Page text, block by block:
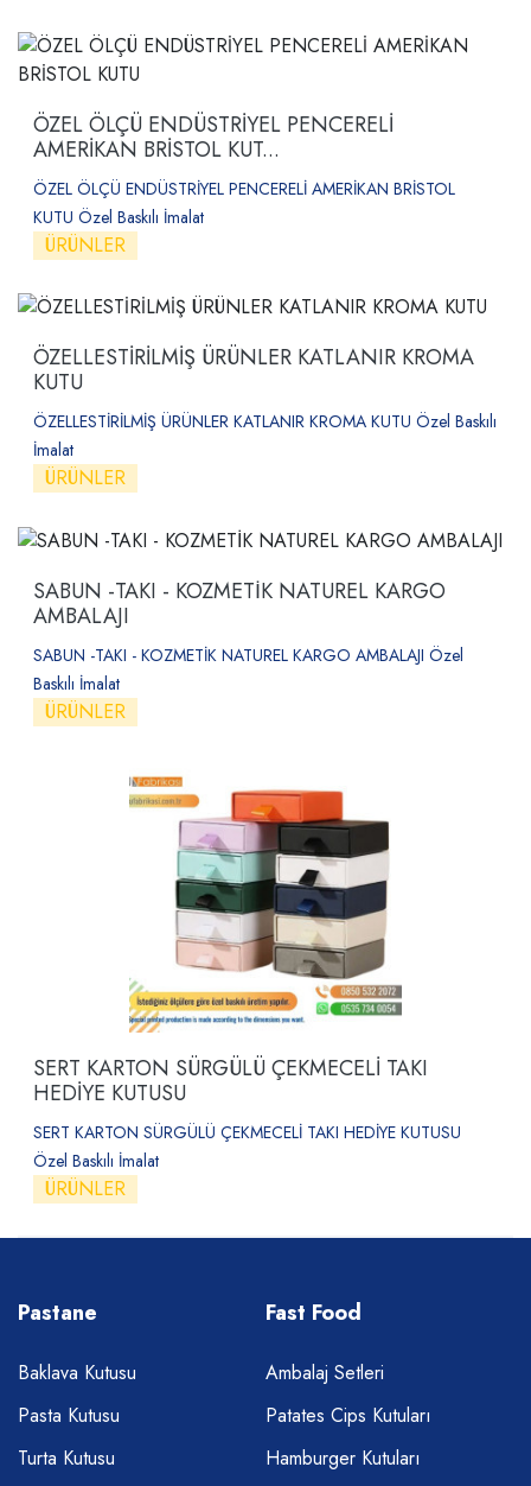
ÖZEL ÖLÇÜ ENDÜSTRİYEL PENCERELİ
AMERİKAN BRİSTOL KUT...
ÖZEL ÖLÇÜ ENDÜSTRİYEL PENCERELİ AMERİKAN BRİSTOL
KUTU Özel Baskılı İmalat
ÜRÜNLER
ÖZELLESTİRİLMİŞ ÜRÜNLER KATLANIR KROMA
KUTU
ÖZELLESTİRİLMİŞ ÜRÜNLER KATLANIR KROMA KUTU Özel Baskılı
İmalat
ÜRÜNLER
SABUN -TAKI - KOZMETİK NATUREL KARGO
AMBALAJI
SABUN -TAKI - KOZMETİK NATUREL KARGO AMBALAJI Özel
Baskılı İmalat
ÜRÜNLER
SERT KARTON SÜRGÜLÜ ÇEKMECELİ TAKI
HEDİYE KUTUSU
SERT KARTON SÜRGÜLÜ ÇEKMECELİ TAKI HEDİYE KUTUSU
Özel Baskılı İmalat
ÜRÜNLER
Pastane
Baklava Kutusu
Pasta Kutusu
Turta Kutusu
Fast Food
Ambalaj Setleri
Patates Cips Kutuları
Hamburger Kutuları